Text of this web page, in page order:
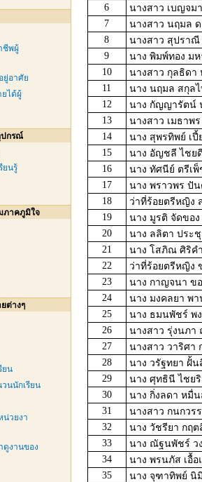
ชีพผู้
ยู่อาศัย
ได้ผู้
ปกรณ์
ยนรู้
ภาคภูมิใจ
ต่างๆ
ยน
นนักเรียน
น่วยงา
ดูงานของ
6
นางสาว เบญจม
7
นางสาว นฤมล
8
นางสาว สุปราณี
9
นาง พิมพ์ทอง ม
10
นางสาว กุลธิดา
11
นาง นฤมล สกุล
12
นาง กัญญารัตน์
13
นางสาว เมธาพ
14
นาง สุพรทิพย์ เปี้
15
นาง อัญชลี ไชย
16
นาง ทัศนีย์ ตรีเพ็
17
นาง พราวพร ปั
18
ว่าที่ร้อยตรีหญิง
19
นาง มูรติ จัดของ
20
นาง ลลิตา ประ
21
นาง โสภิณ ศิริค
22
ว่าที่ร้อยตรีหญิง
23
นาง กาญจนา ข
24
นาง มงคลยา พา
25
นาง ธมนพัชร์ พ
26
นางสาว รุ่งนภา
27
นางสาว วาริศา
28
นาง วรัฐทยา ฝั้น
29
นาง ศุทธินี ไชย
30
นาง กิ่งลดา หมื่
31
นางสาว กนกว
32
นาง วัชรียา กฤต
33
นาง ณัฐนพัชร์ ว
34
นาง พรนภัส เอื้อ
35
นาง จุฑาทิพย์ นิ